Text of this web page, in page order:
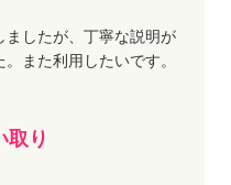
ましたが、丁寧な説明が
また利用したいです。
取り